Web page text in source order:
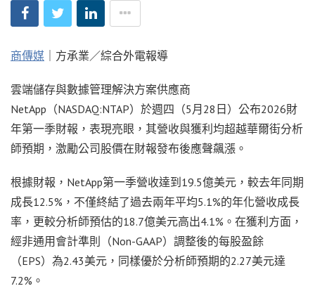
商傳媒 ｜方承業／綜合外電報導
雲端儲存與數據管理解決方案供應商
NetApp（NASDAQ:NTAP）於週四（5月28日）公布2026財
年第一季財報，表現亮眼，其營收與獲利均超越華爾街分析
師預期，激勵公司股價在財報發布後應聲飆漲。
根據財報，NetApp第一季營收達到19.5億美元，較去年同期
成長12.5%，不僅終結了過去兩年平均5.1%的年化營收成長
率，更較分析師預估的18.7億美元高出4.1%。在獲利方面，
經非通用會計準則（Non-GAAP）調整後的每股盈餘
（EPS）為2.43美元，同樣優於分析師預期的2.27美元達
7.2%。